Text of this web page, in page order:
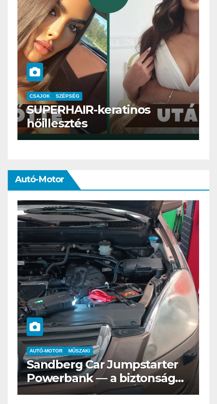
CSAJOK SMINK SZÉPSÉG
Szemöldök laminálás-az
meg mi?
Autó-Motor
AUTÓ-MOTOR ELEKTROMOS
Az új Nissan LEAF csak a
Tesztvilágra vár!